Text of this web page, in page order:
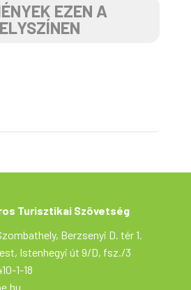
EZEN A
Turisztikai Szövetség
Berzsenyi D. tér 1.
Istenhegyi út 9/D, fsz./3
1-18